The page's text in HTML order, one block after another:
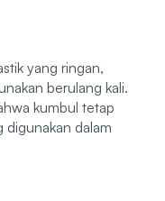
yang ringan,
berulang kali.
kumbul tetap
digunakan dalam